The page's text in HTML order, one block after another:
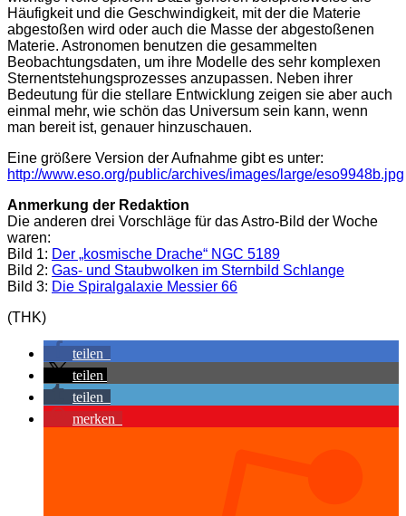
Häufigkeit und die Geschwindigkeit, mit der die Materie
abgestoßen wird oder auch die Masse der abgestoßenen
Materie. Astronomen benutzen die gesammelten
Beobachtungsdaten, um ihre Modelle des sehr komplexen
Sternentstehungsprozesses anzupassen. Neben ihrer
Bedeutung für die stellare Entwicklung zeigen sie aber auch
einmal mehr, wie schön das Universum sein kann, wenn
man bereit ist, genauer hinzuschauen.
Eine größere Version der Aufnahme gibt es unter:
http://www.eso.org/public/archives/images/large/eso9948b.jpg
Anmerkung der Redaktion
Die anderen drei Vorschläge für das Astro-Bild der Woche
waren:
Bild 1: Der „kosmische Drache“ NGC 5189
Bild 2: Gas- und Staubwolken im Sternbild Schlange
Bild 3: Die Spiralgalaxie Messier 66
(THK)
teilen
teilen
teilen
merken